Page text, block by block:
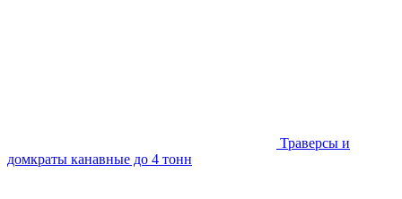
Траверсы и
домкраты канавные до 4 тонн